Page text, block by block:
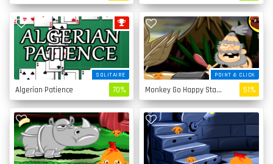
SOLITAIRE
Algerian Patience 70%
POINT & CLICK
Monkey Go Happy Stage 4 51%